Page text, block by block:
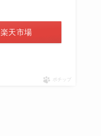
楽天市場
ポチップ